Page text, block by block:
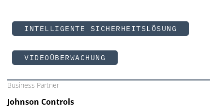
INTELLIGENTE SICHERHEITSLÖSUNG
VIDEOÜBERWACHUNG
Business Partner
Johnson Controls